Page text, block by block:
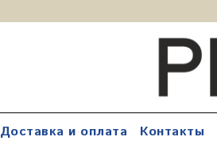
Доставка и оплата Контакты